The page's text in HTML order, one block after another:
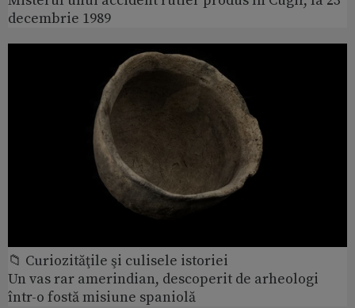
decembrie 1989
📁 Curiozităţile şi culisele istoriei
Un vas rar amerindian, descoperit de arheologi
într-o fostă misiune spaniolă